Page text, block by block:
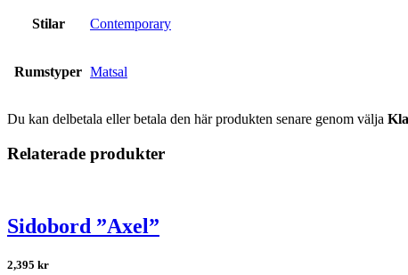
Stilar Contemporary
Rumstyper Matsal
Du kan delbetala eller betala den här produkten senare genom välja
Relaterade produkter
Sidobord ”Axel”
2,395 kr